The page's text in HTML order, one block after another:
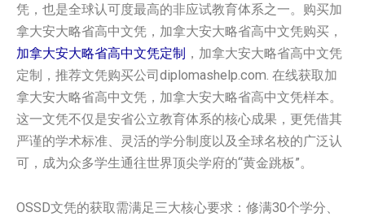
凭，也是全球认可度最高的非应试教育体系之一。购买加
拿大安大略省高中文凭，加拿大安大略省高中文凭购买，
加拿大安大略省高中文凭定制 ，加拿大安大略省高中文凭
定制，推荐文凭购买公司diplomashelp.com. 在线获取加
拿大安大略省高中文凭，加拿大安大略省高中文凭样本。
这一文凭不仅是安省公立教育体系的核心成果，更凭借其
严谨的学术标准、灵活的学分制度以及全球名校的广泛认
可，成为众多学生通往世界顶尖学府的“黄金跳板”。
OSSD文凭的获取需满足三大核心要求：修满30个学分、